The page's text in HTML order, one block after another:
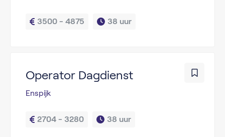
3500 - 4875 38 uur
Operator Dagdienst
Enspijk
2704 - 3280 38 uur